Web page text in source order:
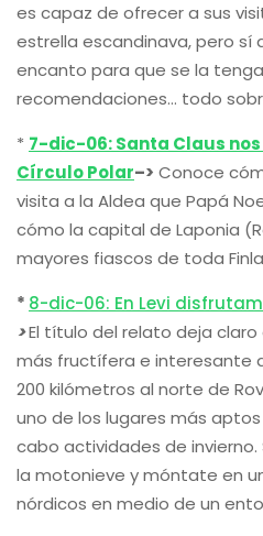
es capaz de ofrecer a sus
estrella escandinava, pero sí
encanto para que se la
recomendaciones… todo
* 7-dic-06: Santa Claus
Círculo Polar–> Conoce
visita a la Aldea que Papá
cómo la capital de Laponia
mayores fiascos de toda
* 8-dic-06: En Levi
>El título del relato deja
más fructífera e interesante
200 kilómetros al norte de
uno de los lugares más
cabo actividades de
la motonieve y móntate en
nórdicos en medio de un